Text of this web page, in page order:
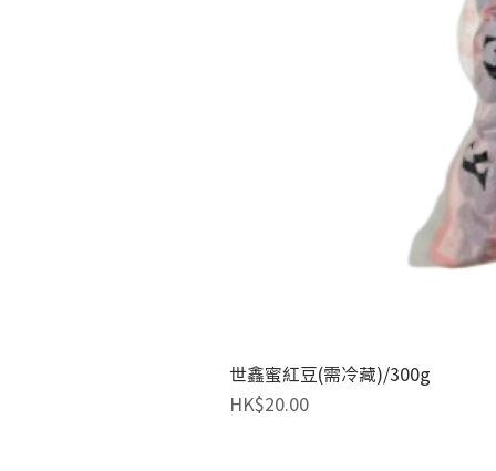
世鑫蜜紅豆(需冷藏)/300g
價格
HK$20.00